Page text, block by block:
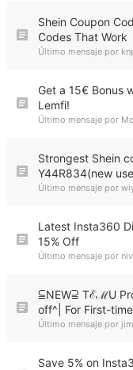
Shein Coupon
Codes That Work
Último mensaje por
Get a 15€ Bonus
Lemfi!
Último mensaje por
Strongest Shein
Y44R834(new
Último mensaje por
Latest Insta360
15% Off
Último mensaje por
⫅NEW⫆ TℰℳU
off^| For First-
Último mensaje por
Save 5% on